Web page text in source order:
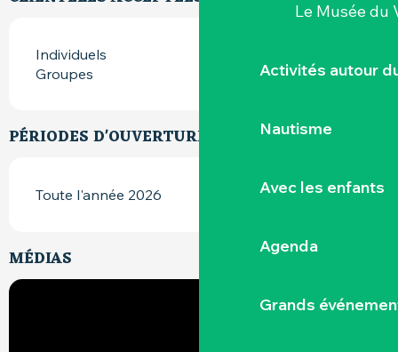
Le Musée du
Activités autour
Nautisme
Avec les enfants
Agenda
Grands
Individuels
Groupes
PÉRIODES D'OUVERTURE
Toute l'année 2026
MÉDIAS